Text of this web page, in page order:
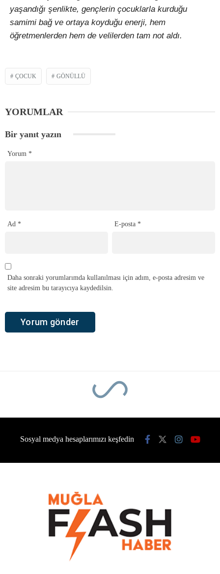
yaşandığı şenlikte, gençlerin çocuklarla kurduğu
samimi bağ ve ortaya koyduğu enerji, hem
öğretmenlerden hem de velilerden tam not aldı.
ÇOCUK GÖNÜLLÜ
YORUMLAR
Bir yanıt yazın
Yorum *
Ad * E-posta *
Daha sonraki yorumlarımda kullanılması için adım, e-posta adresim ve
site adresim bu tarayıcıya kaydedilsin.
Sosyal medya hesaplarımızı keşfedin